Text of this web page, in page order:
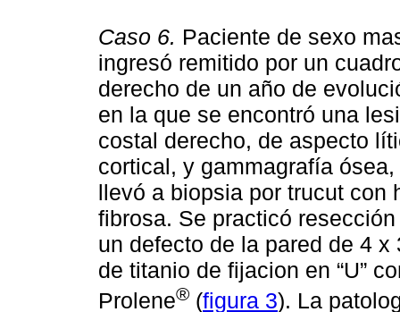
Caso 6. Paciente de sexo
ingresó remitido por un
derecho de un año de
en la que se encontró una
costal derecho, de aspecto
cortical, y gammagrafía
llevó a biopsia por trucut con
fibrosa. Se practicó
un defecto de la pared de 4
de titanio de fijacion en “U”
Prolene® (figura 3). La